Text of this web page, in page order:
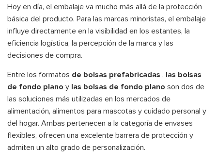
Hoy en día, el embalaje va mucho más allá de la protección
básica del producto. Para las marcas minoristas, el embalaje
influye directamente en la visibilidad en los estantes, la
eficiencia logística, la percepción de la marca y las
decisiones de compra.
Entre los formatos de bolsas prefabricadas ,
las bolsas
de fondo plano y las bolsas de fondo plano son dos de
las soluciones más utilizadas en los mercados de
alimentación, alimentos para mascotas y cuidado personal y
del hogar. Ambas pertenecen a la categoría de envases
flexibles, ofrecen una excelente barrera de protección y
admiten un alto grado de personalización.